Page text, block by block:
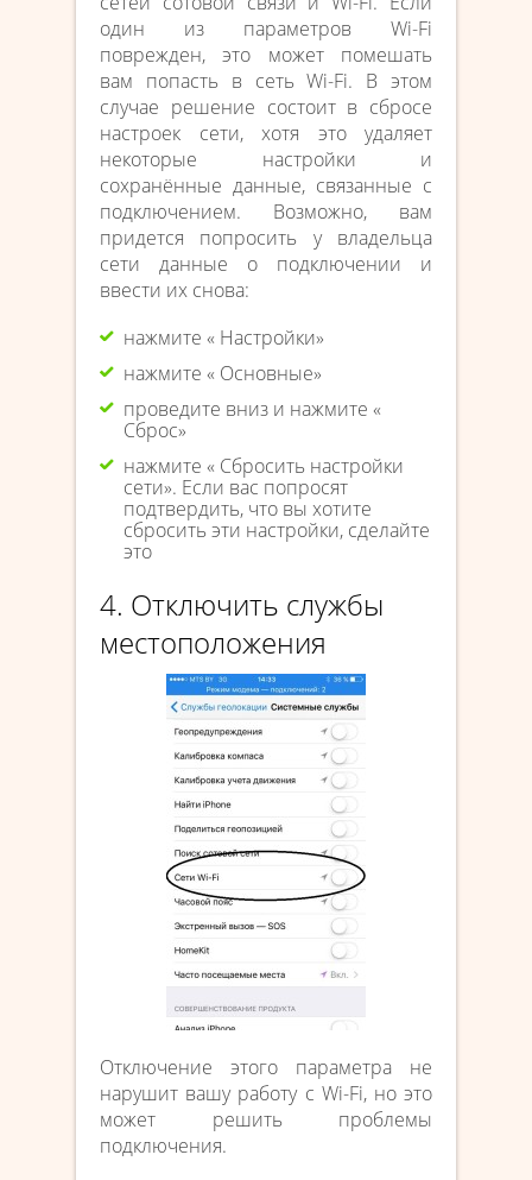
один из параметров Wi-Fi
поврежден, это может помешать
вам попасть в сеть Wi-Fi. В этом
случае решение состоит в сбросе
настроек сети, хотя это удаляет
некоторые настройки и
сохранённые данные, связанные с
подключением. Возможно, вам
придется попросить у владельца
сети данные о подключении и
ввести их снова:
нажмите « Настройки»
нажмите « Основные»
проведите вниз и нажмите «
Сброс»
нажмите « Сбросить настройки
сети». Если вас попросят
подтвердить, что вы хотите
сбросить эти настройки, сделайте
это
4. Отключить службы
местоположения
Отключение этого параметра не
нарушит вашу работу с Wi-Fi, но это
может решить проблемы
подключения.